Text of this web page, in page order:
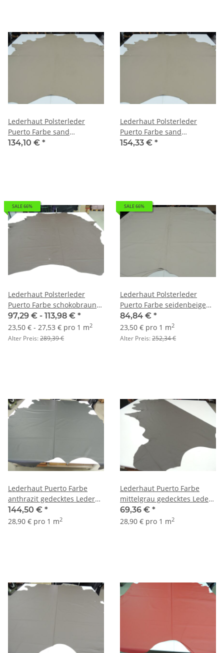
Lederhaut Polsterleder
Puerto Farbe sand
Rindleder gedecktes Leder
134,10 € *
Lederhaut Polsterleder
Puerto Farbe sand
Rindleder gedecktes Leder
154,33 € *
SALE 66%
Lederhaut Polsterleder
Puerto Farbe schokobraun
Rindleder Semi-Anilin 1,0-
1,2
97,29 € - 113,98 € *
23,50 € - 27,53 € pro 1 m2
Alter Preis:289,39 €
SALE 66%
Lederhaut Polsterleder
Puerto Farbe seidenbeige
Rindleder Semi-anilin 1,0-
1,2
84,84 € *
23,50 € pro 1 m2
Alter Preis:252,34 €
Lederhaut Puerto Farbe
anthrazit gedecktes Leder
ca. 5,0 - 5,50 qm
144,50 € *
28,90 € pro 1 m2
Lederhaut Puerto Farbe
mittelgrau gedecktes Leder
2,40 qm
69,36 € *
28,90 € pro 1 m2